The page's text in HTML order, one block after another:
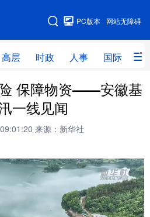
网站无障碍
PC版本
高层 时政 人事 国际 财
网站地图
时政 人事
网评
全球连线
量子 体育
军事
图片 政务
保障物资——安徽基
一线见闻
来源：新华社